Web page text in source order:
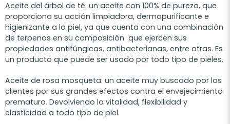
Aceite del árbol de té: un aceite con 100% de pureza, que
proporciona su acción limpiadora, dermopurificante e
higienizante a la piel, ya que cuenta con una combinación
de terpenos en su composición que ejercen sus
propiedades antifúngicas, antibacterianas, entre otras. Es
un producto que puede ser usado por todo tipo de pieles.
Aceite de rosa mosqueta: un aceite muy buscado por los
clientes por sus grandes efectos contra el envejecimiento
prematuro. Devolviendo la vitalidad, flexibilidad y
elasticidad a todo tipo de piel.